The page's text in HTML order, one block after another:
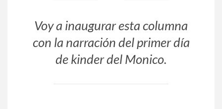
Voy a inaugurar esta columna
con la narración del primer día
de kinder del Monico.